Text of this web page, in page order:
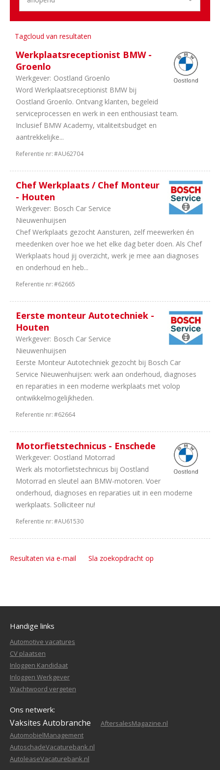
uur
38
uur
36
uur
32
uur
Tagcloud van resultaten
Werkplaatsreceptionist BMW -
Groenlo
Werkgever: Oostland Groenlo
Word Werkplaatsreceptionist BMW bij
Oostland Groenlo. Ontvang klanten, begeleid
serviceprocessen en werk in een enthousiast team.
Inclusief BMW Academy, vitaliteitsbudget en
aantrekkelijke...
Referentie nr:#AU62704
Chef Werkplaats / Chef Monteur
- Houten
Werkgever: Bosch Car Service
Nieuwenhuijsen
Chef Werkplaats gezocht Aansturen, zelf meewerken én
meedenken over hoe we het elke dag beter doen. Als Chef
Werkplaats houd jij overzicht, werk je mee aan diagnoses
en onderhoud en heb...
Referentie nr:#62665
Eerste monteur Autotechniek -
Houten
Werkgever: Bosch Car Service
Nieuwenhuijsen
Eerste Monteur Autotechniek gezocht bij Bosch Car
Service Nieuwenhuijsen: werk aan onderhoud, diagnoses
en reparaties in een moderne werkplaats met volop
ontwikkelmogelijkheden.
Referentie nr:#62664
Motorfietstechnicus - Enschede
Werkgever: Oostland Motorrad
Werk als motorfietstechnicus bij Oostland
Motorrad en sleutel aan BMW-motoren. Voer
onderhoud, diagnoses en reparaties uit in een moderne
werkplaats. Solliciteer nu!
Referentie nr:#AU61530
Resultaten via e-mail Sla zoekopdracht op
Handige links
Automotive vacatures
CV plaatsen
Inloggen Kandidaat
Inloggen Werkgever
Wachtwoord vergeten
Ons netwerk:
Vaksites Autobranche
AftersalesMagazine.nl
AutomobielManagement
AutoschadeVacaturebank.nl
AutoleaseVacaturebank.nl